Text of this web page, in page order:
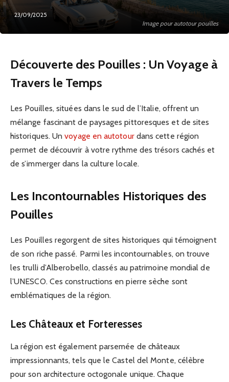
Image pour autotour pouilles
23/09/2025
Découverte des Pouilles : Un Voyage à
Travers le Temps
Les Pouilles, situées dans le sud de l’Italie, offrent un
mélange fascinant de paysages pittoresques et de sites
historiques. Unvoyage en autotourdans cette région
permet de découvrir à votre rythme des trésors cachés et
de s’immerger dans la culture locale.
Les Incontournables Historiques des
Pouilles
Les Pouilles regorgent de sites historiques qui témoignent
de son riche passé. Parmi les incontournables, on trouve
les trulli d’Alberobello, classés au patrimoine mondial de
l’UNESCO. Ces constructions en pierre sèche sont
emblématiques de la région.
Les Châteaux et Forteresses
La région est également parsemée de châteaux
impressionnants, tels que le Castel del Monte, célèbre
pour son architecture octogonale unique. Chaque